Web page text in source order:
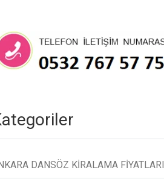
DANSÖZ KİRALAMA FİYATLARI